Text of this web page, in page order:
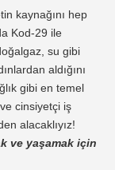
kaynağını hep
Kod-29 ile
su gibi
aldığını
gibi en temel
cinsiyetçi iş
alacaklıyız!
ve yaşamak için